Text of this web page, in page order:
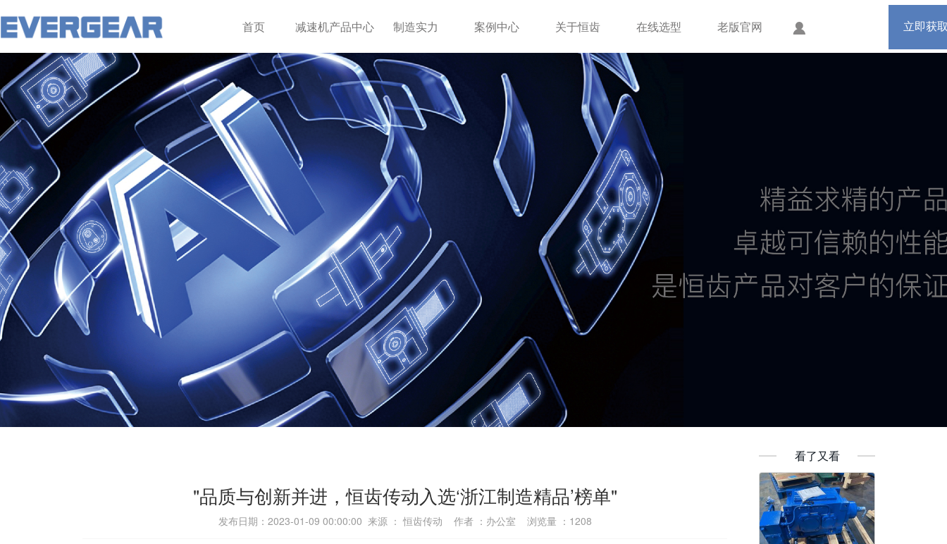
首页
减速机产品中心 制造实力 案例中心 关于恒齿 在线选型 老版官网 立即获
"品质与创新并进，恒齿传动入选‘浙江制造精品’榜单"
发布日期：2023-01-09 00:00:00 来源 ： 恒齿传动 作者 ：办公室 浏览量 ： 1208
看了又看